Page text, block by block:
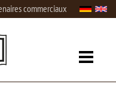
commerciaux